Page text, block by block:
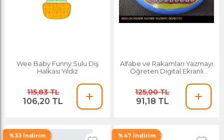
Wee Baby Funny Sulu Diş
Halkası Yıldız
115,83 TL
106,20 TL
Alfabe ve Rakamları Yazmayı
Öğreten Digital Ekranlı
125,00 TL
91,18 TL
%33 İndirim %47 İndirim